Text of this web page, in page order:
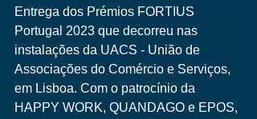
Entrega dos Prémios FORTIUS
Portugal 2023 que decorreu nas
instalações da UACS - União de
Associações do Comércio e Serviços,
em Lisboa. Com o patrocínio da
HAPPY WORK, QUANDAGO e EPOS,